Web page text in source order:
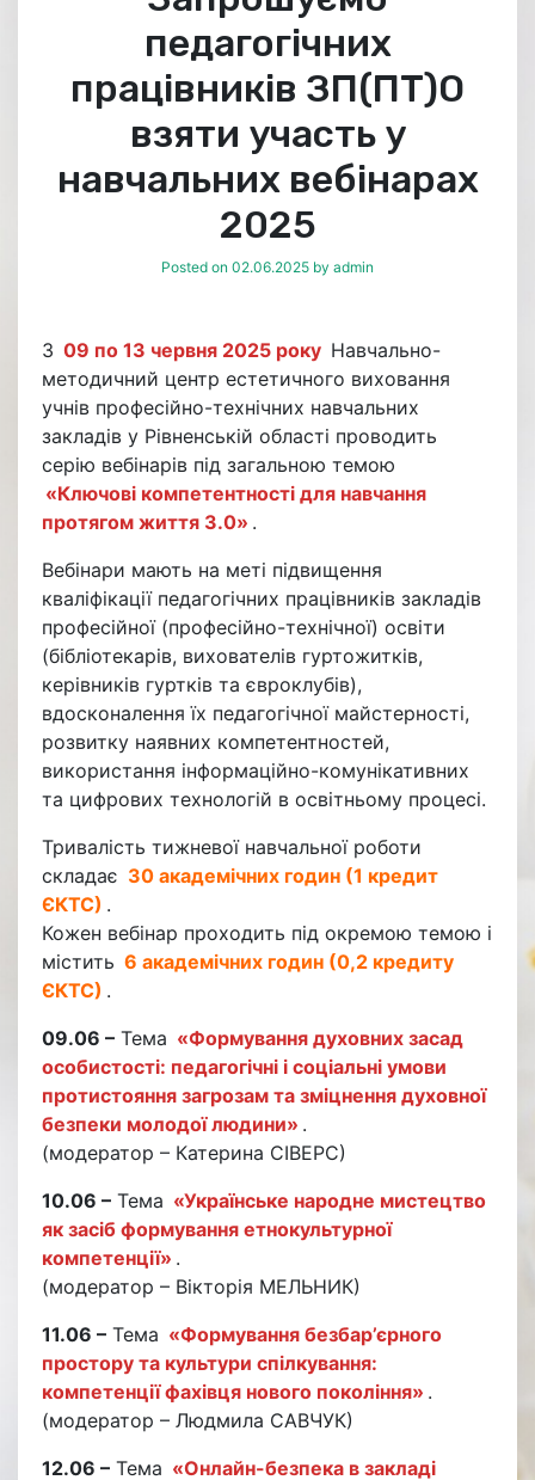
педагогічних
працівників ЗП(ПТ)О
взяти участь у
навчальних вебінарах
2025
Posted on 02.06.2025 by admin
З 09 по 13 червня 2025 року Навчально-
методичний центр естетичного виховання
учнів професійно-технічних навчальних
закладів у Рівненській області проводить
серію вебінарів під загальною темою
«Ключові компетентності для навчання
протягом життя 3.0» .
Вебінари мають на меті підвищення
кваліфікації педагогічних працівників закладів
професійної (професійно-технічної) освіти
(бібліотекарів, вихователів гуртожитків,
керівників гуртків та євроклубів),
вдосконалення їх педагогічної майстерності,
розвитку наявних компетентностей,
використання інформаційно-комунікативних
та цифрових технологій в освітньому процесі.
Тривалість тижневої навчальної роботи
складає 30 академічних годин (1 кредит
ЄКТС) .
Кожен вебінар проходить під окремою темою і
містить 6 академічних годин (0,2 кредиту
ЄКТС) .
09.06 – Тема «Формування духовних засад
особистості: педагогічні і соціальні умови
протистояння загрозам та зміцнення духовної
безпеки молодої людини» .
(модератор – Катерина СІВЕРС)
10.06 – Тема «Українське народне мистецтво
як засіб формування етнокультурної
компетенції» .
(модератор – Вікторія МЕЛЬНИК)
11.06 – Тема «Формування безбар’єрного
простору та культури спілкування:
компетенції фахівця нового покоління» .
(модератор – Людмила САВЧУК)
12.06 – Тема «Онлайн-безпека в закладі